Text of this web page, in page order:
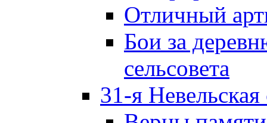
Отличный
Бои за
сельсовета
31-я Невельская